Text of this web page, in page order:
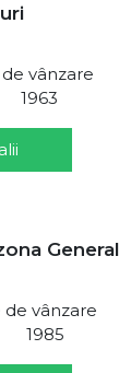
vânzare
1963
General
vânzare
1985